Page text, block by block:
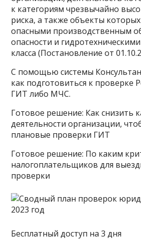
к категориям чрезвычайно
риска, а также объекты
опасными производственным
опасности и
класса (Постановление от
С помощью системы
как подготовиться к проверке
ГИТ либо МЧС.
Готовое решение: Как снизить
деятельности организации,
плановые проверки ГИТ
Готовое решение: По каким
налогоплательщиков для
проверки
Бесплатный доступ на 3 дня